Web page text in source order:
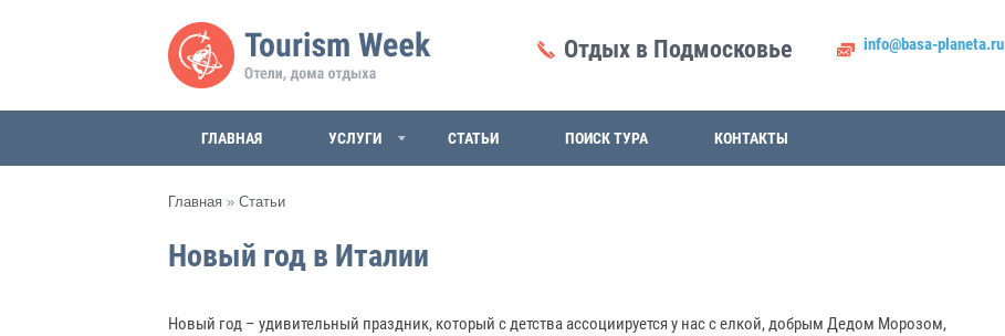
Отдых в Подмосковье info@basa-planeta.ru
ГЛАВНАЯ УСЛУГИ СТАТЬИ ПОИСК ТУРА КОНТАКТЫ
Главная » Статьи
Новый год в Италии
Новый год – удивительный праздник, который с детства ассоциируется у нас с елкой, добрым Дедом Морозом,